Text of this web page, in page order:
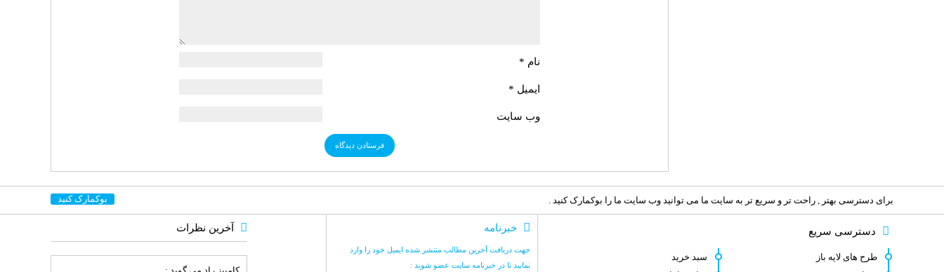
نام *
ایمیل *
وب‌ سایت
بوکمارک کنید برای دسترسی بهتر , راحت تر و سریع تر به سایت ما می توانید وب سایت ما را بوکمارک کنید .
آخرین نظرات
کامبیز راد می گوید :
دسترسی سریع
طرح های لایه باز
سبد خرید
خبرنامه
جهت دریافت آخرین مطالب منتشر شده ایمیل خود را وارد
نمایید تا در خبرنامه سایت عضو شوید :